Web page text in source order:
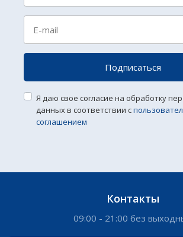
Подписаться
Я даю свое согласие на обработку
данных в соответствии с
соглашением
Контакты
09:00 - 21:00 без